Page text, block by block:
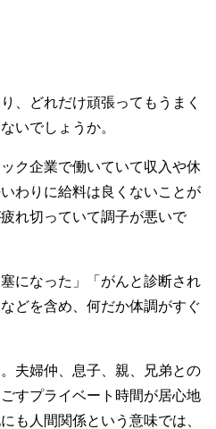
、どれだけ頑張ってもうまく
いでしょうか。
ク企業で働いていて収入や休
わりに給料は良くないことが
れ切っていて調子が悪いで
になった」「がんと診断され
どを含め、何だか体調がすぐ
夫婦仲、息子、親、兄弟との
すプライベート時間が居心地
も人間関係という意味では、